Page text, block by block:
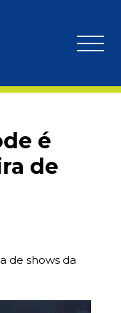
é
de
de shows da